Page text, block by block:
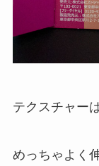
テクスチャー
めっちゃよく